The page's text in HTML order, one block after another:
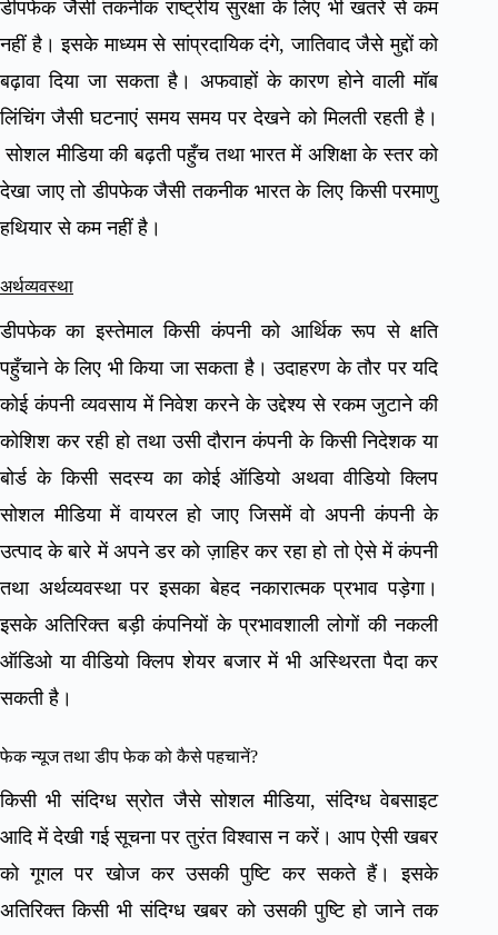
डीपफेक जैसी तकनीक राष्ट्रीय सुरक्षा के लिए भी खतरे से कम
नहीं है। इसके माध्यम से सांप्रदायिक दंगे, जातिवाद जैसे मुद्दों को
बढ़ावा दिया जा सकता है। अफवाहों के कारण होने वाली मॉब
लिंचिंग जैसी घटनाएं समय समय पर देखने को मिलती रहती है।
सोशल मीडिया की बढ़ती पहुँच तथा भारत में अशिक्षा के स्तर को
देखा जाए तो डीपफेक जैसी तकनीक भारत के लिए किसी परमाणु
हथियार से कम नहीं है।
अर्थव्यवस्था
डीपफेक का इस्तेमाल किसी कंपनी को आर्थिक रूप से क्षति
पहुँचाने के लिए भी किया जा सकता है। उदाहरण के तौर पर यदि
कोई कंपनी व्यवसाय में निवेश करने के उद्देश्य से रकम जुटाने की
कोशिश कर रही हो तथा उसी दौरान कंपनी के किसी निदेशक या
बोर्ड के किसी सदस्य का कोई ऑडियो अथवा वीडियो क्लिप
सोशल मीडिया में वायरल हो जाए जिसमें वो अपनी कंपनी के
उत्पाद के बारे में अपने डर को ज़ाहिर कर रहा हो तो ऐसे में कंपनी
तथा अर्थव्यवस्था पर इसका बेहद नकारात्मक प्रभाव पड़ेगा।
इसके अतिरिक्त बड़ी कंपनियों के प्रभावशाली लोगों की नकली
ऑडिओ या वीडियो क्लिप शेयर बजार में भी अस्थिरता पैदा कर
सकती है।
फेक न्यूज तथा डीप फेक को कैसे पहचानें?
किसी भी संदिग्ध स्रोत जैसे सोशल मीडिया, संदिग्ध वेबसाइट
आदि में देखी गई सूचना पर तुरंत विश्वास न करें। आप ऐसी खबर
को गूगल पर खोज कर उसकी पुष्टि कर सकते हैं। इसके
अतिरिक्त किसी भी संदिग्ध खबर को उसकी पुष्टि हो जाने तक